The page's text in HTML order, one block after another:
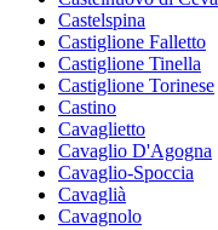
Castelspina
Castiglione Falletto
Castiglione Tinella
Castiglione Torinese
Castino
Cavaglietto
Cavaglio D'Agogna
Cavaglio-Spoccia
Cavaglià
Cavagnolo